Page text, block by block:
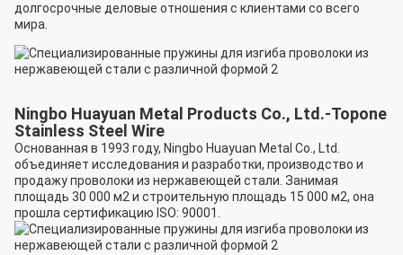
долгосрочные деловые отношения с клиентами со всего
мира.
Ningbo Huayuan Metal Products Co., Ltd.-Topone
Stainless Steel Wire
Основанная в 1993 году, Ningbo Huayuan Metal Co., Ltd.
объединяет исследования и разработки, производство и
продажу проволоки из нержавеющей стали. Занимая
площадь 30 000 м2 и строительную площадь 15 000 м2, она
прошла сертификацию ISO: 90001.